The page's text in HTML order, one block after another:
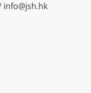
info@jsh.hk